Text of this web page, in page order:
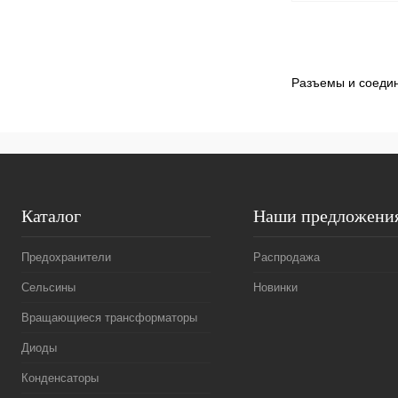
Купить в 1 клик
Разъемы и
Каталог
Предохранители
Сельсины
Вращающиеся трансформаторы
Диоды
Конденсаторы
Наши
Распродажа
Новинки